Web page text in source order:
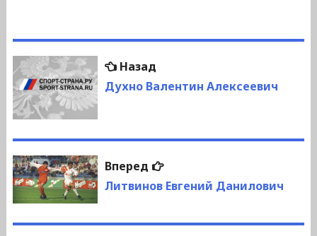
Навигация
по
записям
НазадПредыдущая
запись:
Духно Валентин Алексеевич
Вперед
Следующая
запись:
Литвинов Евгений Данилович